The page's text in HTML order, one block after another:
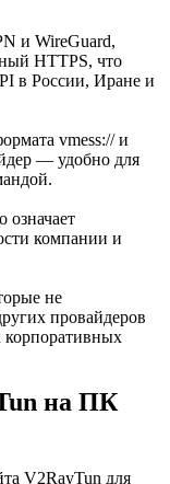
и WireGuard,
HTTPS, что
в России, Иране и
vmess:// и
— удобно для
означает
компании и
не
провайдеров
на ПК
V2RayTun для